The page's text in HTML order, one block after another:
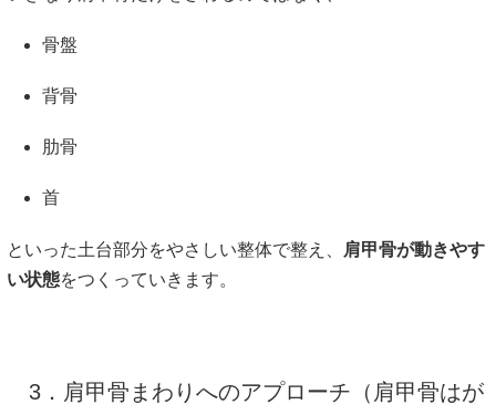
骨盤
背骨
肋骨
首
といった土台部分をやさしい整体で整え、
肩甲骨が動きやす
い状態をつくっていきます。
3．肩甲骨まわりへのアプローチ（肩甲骨はが